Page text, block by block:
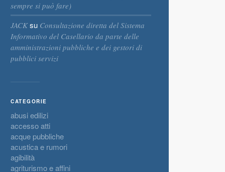
sempre si può fare)
JACKsu Consultazione diretta del Sistema
Informativo del Casellario da parte delle
amministrazioni pubbliche e dei gestori di
pubblici servizi
CATEGORIE
abusi edilizi
accesso atti
acque pubbliche
acustica e rumori
agibilità
agriturismo e affini